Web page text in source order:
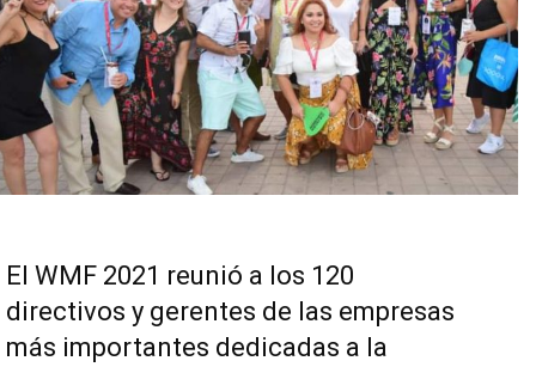
El WMF 2021 reunió a los 120
directivos y gerentes de las empresas
más importantes dedicadas a la